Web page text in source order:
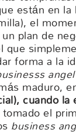
están en la
el
plan de
que
forma a la
angel
maduro,
cuando la
el
business